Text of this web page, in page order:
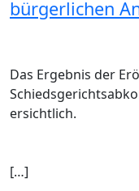
bürgerlichen
Das Ergebnis der
ersichtlich.
[…]